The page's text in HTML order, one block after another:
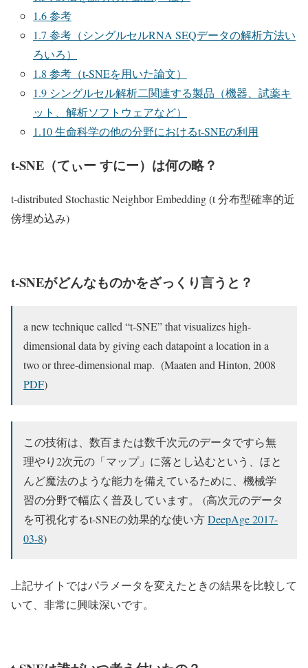
1.6参考
1.7 参考（シングルセルRNA SEQデータの解析方法い
ろいろ）
1.8 参考（t-SNEを用いた論文）
1.9 シングルセル解析二関連する製品（機器、試薬キ
ット、解析ソフトウェアなど）
1.10生命科学の他の分野におけるt-SNEの利用
t-SNE（てぃー すにー）は何の略？
t-distributed Stochastic Neighbor Embedding (t 分布型確率的近
傍埋め込み)
t-SNEがどんなものかをざっくり言うと？
a new technique called “t-SNE” that visualizes high-
dimensional data by giving each datapoint a location in a
two or three-dimensional map. (Maaten and Hinton, 2008
PDF)
この技術は、数百または数千次元のデータですら無
理やり2次元の「マップ」に落とし込むという、ほと
んど魔法のような能力を備えているために、機械学
習の分野で幅広く普及しています。 (高次元のデータ
を可視化するt-SNEの効果的な使い方DeepAge 2017-
03-8)
上記サイトではパラメータを変えたときの結果を比較して
いて、非常に興味深いです。